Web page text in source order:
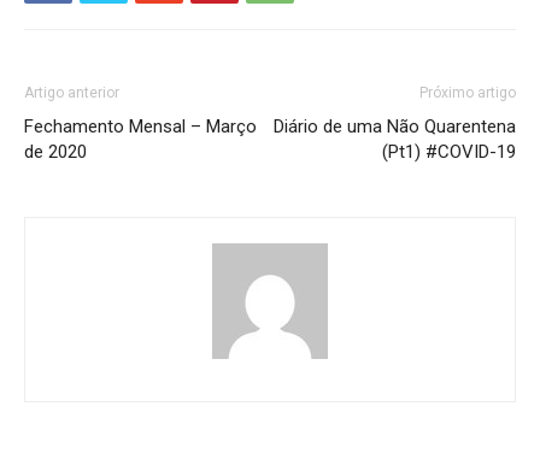
Artigo anterior
Fechamento Mensal – Março
de 2020
Próximo artigo
Diário de uma Não Quarentena
(Pt1) #COVID-19